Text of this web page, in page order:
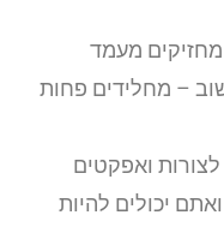
מעמד
– מחלידים פחות
ואפקטים
יכולים להיות